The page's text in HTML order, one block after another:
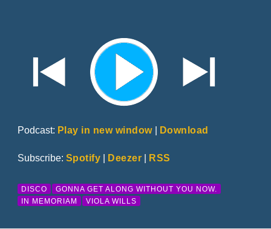
Podcast: Play in new window| Download
Subscribe: Spotify Deezer RSS
DISCO
GONNA GET ALONG WITHOUT YOU NOW.
IN MEMORIAM
VIOLA WILLS